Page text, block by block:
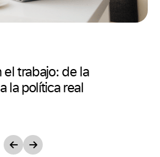
trabajo: de la
la política real